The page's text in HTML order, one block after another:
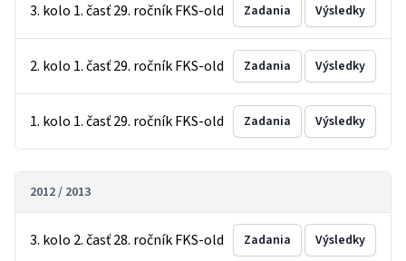
3. kolo 1. časť 29. ročník FKS-old Zadania Výsledky
2. kolo 1. časť 29. ročník FKS-old Zadania Výsledky
1. kolo 1. časť 29. ročník FKS-old Zadania Výsledky
2012 / 2013
3. kolo 2. časť 28. ročník FKS-old Zadania Výsledky